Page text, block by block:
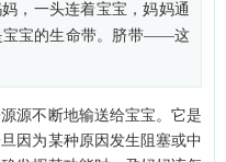
，一头连着宝宝，妈妈通
宝宝的生命带。脐带――这
不断地输送给宝宝。它是
因为某种原因发生阻塞或中